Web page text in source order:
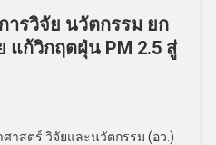
รวิจัย นวัตกรรม ยก
แก้วิกฤตฝุ่น PM 2.5 สู่
าสตร์ วิจัยและนวัตกรรม (อว.)